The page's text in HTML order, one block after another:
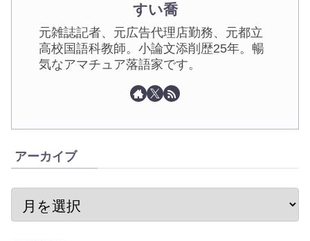
すい喬
元雑誌記者、元広告代理店勤務、元都立
高校国語科教師。小論文添削歴25年。暢
気なアマチュア落語家です。
アーカイブ